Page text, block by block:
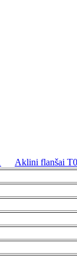
Aklini flanšai